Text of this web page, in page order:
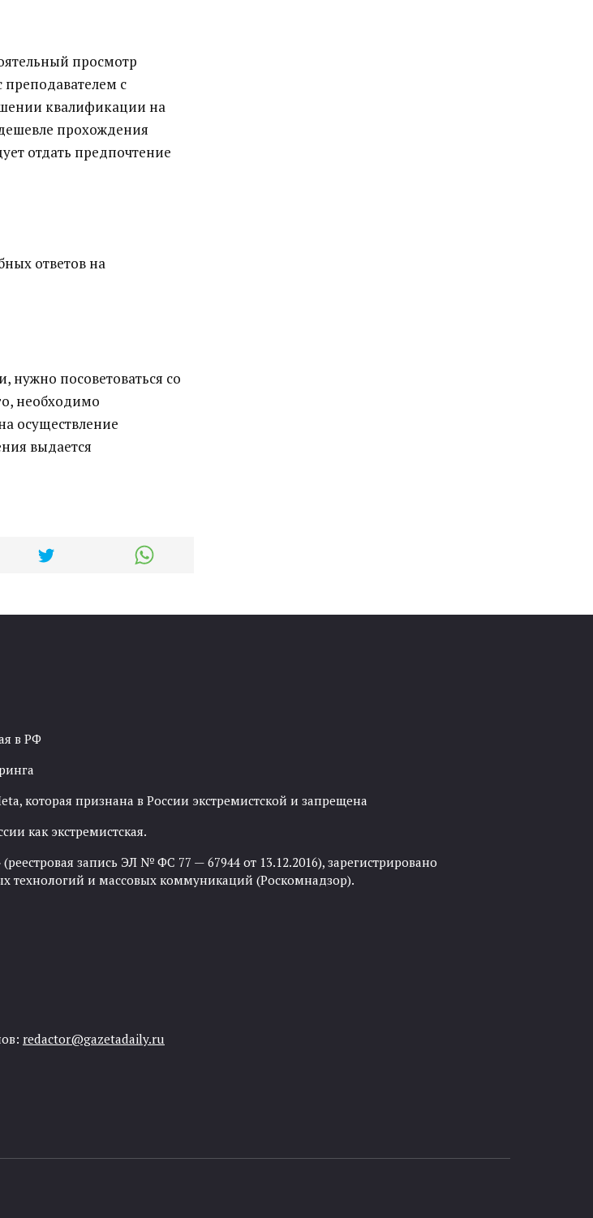
просмотр
с
квалификации на
прохождения
отдать предпочтение
ответов на
посоветоваться со
необходимо
осуществление
выдается
в РФ
которая признана в России экстремистской и запрещена
как экстремистская.
запись ЭЛ № ФС 77 — 67944 от 13.12.2016), зарегистрировано
технологий и массовых коммуникаций (Роскомнадзор).
redactor@gazetadaily.ru